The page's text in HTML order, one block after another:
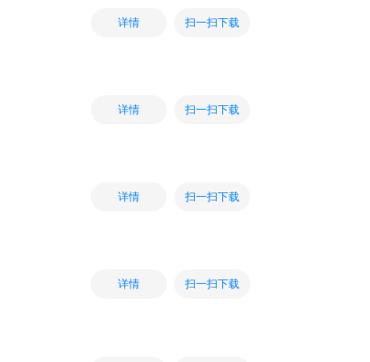
详情 扫一扫下载
详情 扫一扫下载
详情 扫一扫下载
详情 扫一扫下载